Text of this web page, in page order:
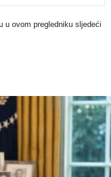
u ovom pregledniku sljedeći